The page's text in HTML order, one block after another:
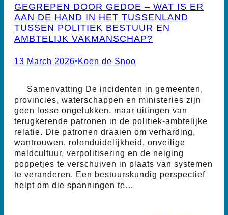
GEGREPEN DOOR GEDOE – WAT IS ER
AAN DE HAND IN HET TUSSENLAND
TUSSEN POLITIEK BESTUUR EN
AMBTELIJK VAKMANSCHAP?
13 March 2026•Koen de Snoo
Samenvatting De incidenten in gemeenten,
provincies, waterschappen en ministeries zijn
geen losse ongelukken, maar uitingen van
terugkerende patronen in de politiek-ambtelijke
relatie. Die patronen draaien om verharding,
wantrouwen, rolonduidelijkheid, onveilige
meldcultuur, verpolitisering en de neiging
poppetjes te verschuiven in plaats van systemen
te veranderen. Een bestuurskundig perspectief
helpt om die spanningen te…